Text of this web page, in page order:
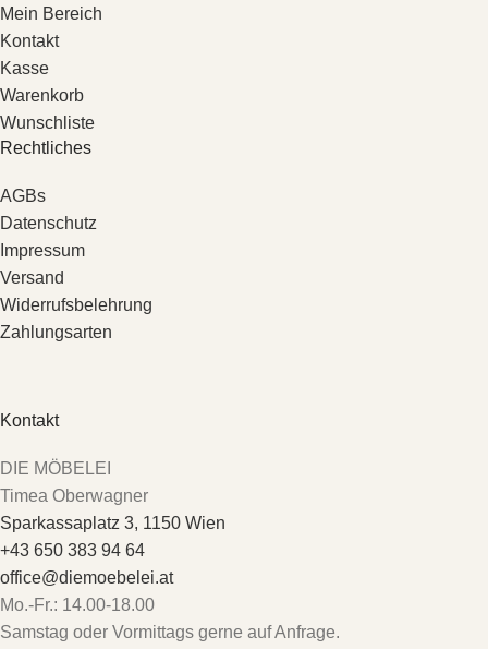
Mein Bereich
Kontakt
Kasse
Warenkorb
Wunschliste
Rechtliches
AGBs
Datenschutz
Impressum
Versand
Widerrufsbelehrung
Zahlungsarten
Kontakt
DIE MÖBELEI
Timea Oberwagner
Sparkassaplatz 3, 1150 Wien
+43 650 383 94 64
office@diemoebelei.at
Mo.-Fr.: 14.00-18.00
Samstag oder Vormittags gerne auf Anfrage.